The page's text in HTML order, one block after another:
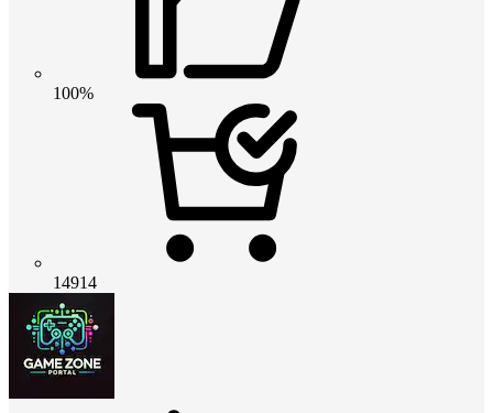
100%
14914